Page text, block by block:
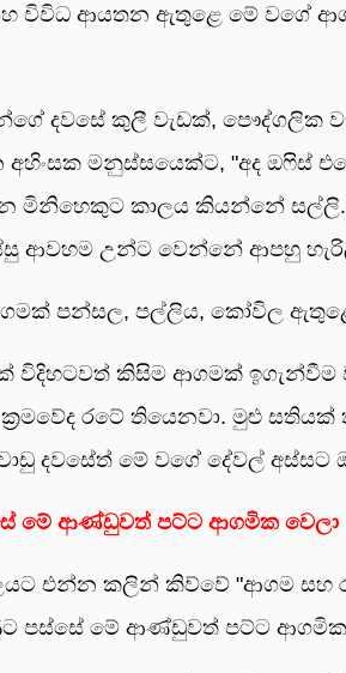
විවිධ ආයතන ඇතුළෙ මේ වගේ
දවසේ කුලී වැඩක්, පෞද්ගලික
මනුස්සයෙක්ට, "අද ඔෆිස්
මිනිහෙකුට කාලය කියන්නේ
ආවහම උන්ට වෙන්නේ ආපහු
පන්සල, පල්ලිය, කෝවිල
විදිහටවත් කිසිම ආගමක්
රටේ තියෙනවා. මුළු
දවසේත් මේ වගේ දේවල්
මේ ආණ්ඩුවත් පට්ට ආගමික වෙලා
එන්න කලින් කිව්වේ "ආගම සහ
පස්සේ මේ ආණ්ඩුවත් පට්ට ආගමික